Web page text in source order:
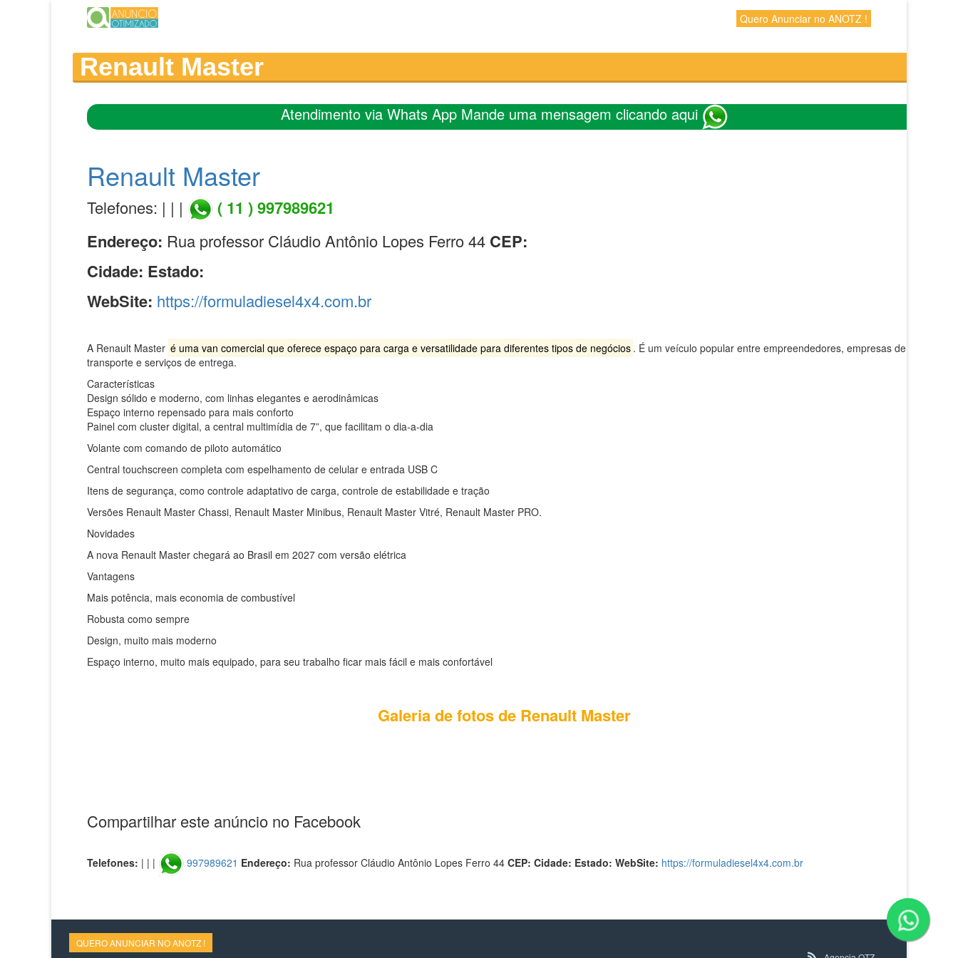
Quero Anunciar no ANOTZ !
Renault Master
Atendimento via Whats App Mande uma mensagem clicando aqui
Renault Master
Telefones: | | |
( 11 ) 997989621
Endereço: Rua professor Cláudio Antônio Lopes Ferro 44 CEP:
Cidade: Estado:
WebSite: https://formuladiesel4x4.com.br
A Renault Master é uma van comercial que oferece espaço para carga e versatilidade para diferentes tipos de negócios . É um veículo popular entre empreendedores, empresas de
transporte e serviços de entrega.
Características
Design sólido e moderno, com linhas elegantes e aerodinâmicas
Espaço interno repensado para mais conforto
Painel com cluster digital, a central multimídia de 7”, que facilitam o dia-a-dia
Volante com comando de piloto automático
Central touchscreen completa com espelhamento de celular e entrada USB C
Itens de segurança, como controle adaptativo de carga, controle de estabilidade e tração
Versões Renault Master Chassi, Renault Master Minibus, Renault Master Vitré, Renault Master PRO.
Novidades
A nova Renault Master chegará ao Brasil em 2027 com versão elétrica
Vantagens
Mais potência, mais economia de combustível
Robusta como sempre
Design, muito mais moderno
Espaço interno, muito mais equipado, para seu trabalho ficar mais fácil e mais confortável
Galeria de fotos de Renault Master
Compartilhar este anúncio no Facebook
Telefones: | | | 997989621 Endereço: Rua professor Cláudio Antônio Lopes Ferro 44 CEP: Cidade: Estado: WebSite: https://formuladiesel4x4.com.br
QUERO ANUNCIAR NO ANOTZ !